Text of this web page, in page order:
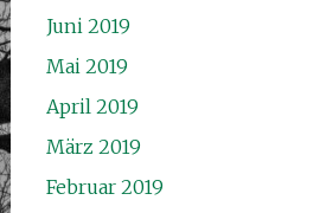
Juni 2019
Mai 2019
April 2019
März 2019
Februar 2019